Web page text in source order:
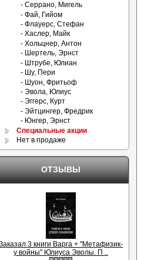
- Серрано, Мигель
- Фай, Гийом
- Флауерс, Стефан
- Хаслер, Майк
- Хольцнер, Антон
- Шертель, Эрнст
- Штрубе, Юлиан
- Шу, Пери
- Шуон, Фритьоф
- Эвола, Юлиус
- Эггерс, Курт
- Эйтцингер, Фредрик
- Юнгер, Эрнст
Специальные акции
Нет в продаже
ОТЗЫВЫ
3 книги Варга + "Метафизик-
у войны" Юлиуса Эволы. П ..